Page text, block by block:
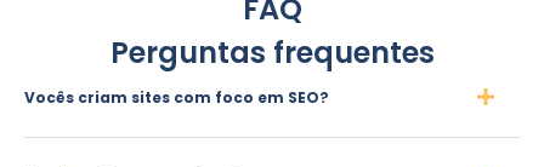
FAQ
Perguntas frequentes
Vocês criam sites com foco em SEO?